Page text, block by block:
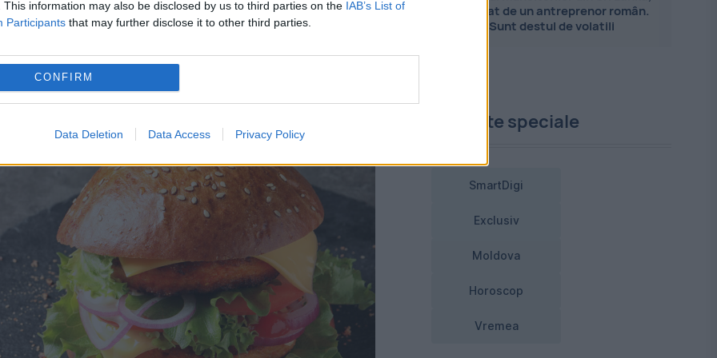
This information may also be disclosed by us to third parties on the IAB’s List of
Participants that may further disclose it to other third parties.
CONFIRM
Data Deletion Data Access Privacy Policy
a evita astfel de momente neplăcute. Iată
fără să te murdărești.
explicat de un antreprenor român.
Sunt destul de volatili
Proiecte speciale
SmartDigi
Exclusiv
Moldova
Horoscop
Vremea